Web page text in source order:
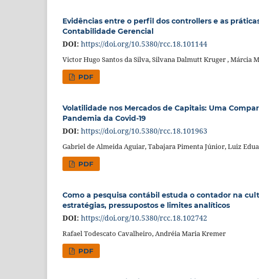
Evidências entre o perfil dos controllers e as
Contabilidade Gerencial
DOI: https://doi.org/10.5380/rcc.18.101144
Victor Hugo Santos da Silva, Silvana Dalmutt Kruger , Márcia
PDF
Volatilidade nos Mercados de Capitais: Uma
Pandemia da Covid-19
DOI: https://doi.org/10.5380/rcc.18.101963
Gabriel de Almeida Aguiar, Tabajara Pimenta Júnior, Luiz
PDF
Como a pesquisa contábil estuda o contador na
estratégias, pressupostos e limites analíticos
DOI: https://doi.org/10.5380/rcc.18.102742
Rafael Todescato Cavalheiro, Andréia Maria Kremer
PDF